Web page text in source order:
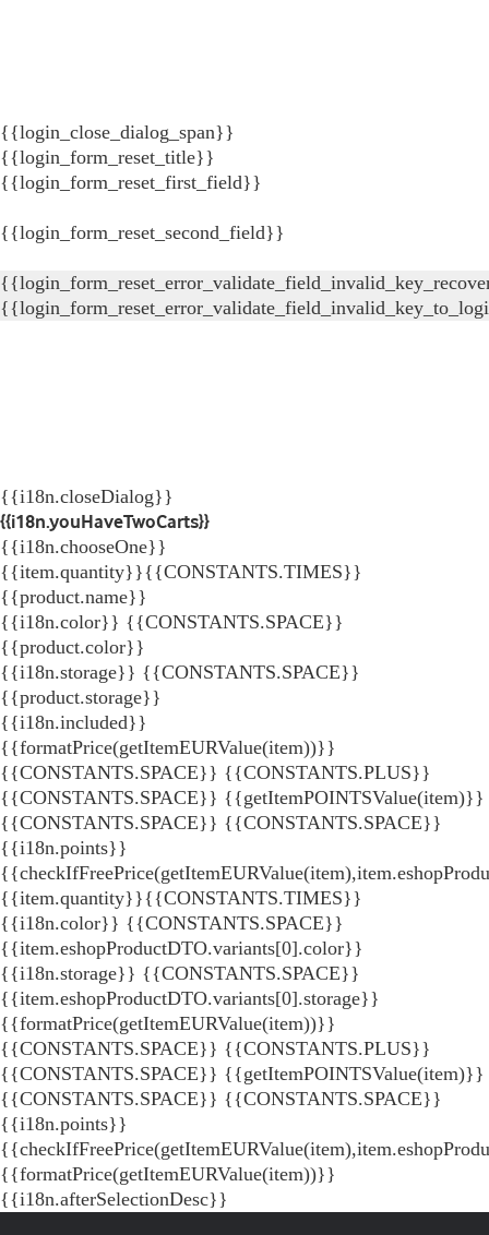
{{login_close_dialog_span}}
{{login_form_reset_title}}
{{login_form_reset_first_field}}
{{login_form_reset_second_field}}
{{i18n.closeDialog}}
{{i18n.youHaveTwoCarts}}
{{i18n.chooseOne}}
{{item.quantity}}{{CONSTANTS.TIMES}}
{{product.name}}
{{i18n.color}} {{CONSTANTS.SPACE}}
{{product.color}}
{{i18n.storage}} {{CONSTANTS.SPACE}}
{{product.storage}}
{{i18n.included}}
{{formatPrice(getItemEURValue(item))}}
{{CONSTANTS.SPACE}} {{CONSTANTS.PLUS}}
{{CONSTANTS.SPACE}} {{getItemPOINTSValue(item)}}
{{CONSTANTS.SPACE}} {{CONSTANTS.SPACE}}
{{i18n.points}}
{{item.quantity}}{{CONSTANTS.TIMES}}
{{i18n.color}} {{CONSTANTS.SPACE}}
{{item.eshopProductDTO.variants[0].color}}
{{i18n.storage}} {{CONSTANTS.SPACE}}
{{item.eshopProductDTO.variants[0].storage}}
{{formatPrice(getItemEURValue(item))}}
{{CONSTANTS.SPACE}} {{CONSTANTS.PLUS}}
{{CONSTANTS.SPACE}} {{getItemPOINTSValue(item)}}
{{CONSTANTS.SPACE}} {{CONSTANTS.SPACE}}
{{i18n.points}}
{{formatPrice(getItemEURValue(item))}}
{{i18n.afterSelectionDesc}}